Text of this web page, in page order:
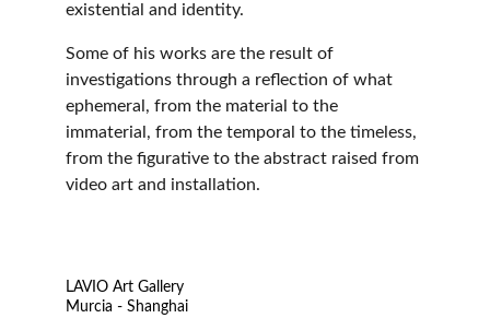
existential and identity.
Some of his works are the result of
investigations through a reflection of what
ephemeral, from the material to the
immaterial, from the temporal to the timeless,
from the figurative to the abstract raised from
video art and installation.
LAVIO Art Gallery
Murcia - Shanghai